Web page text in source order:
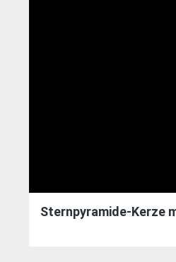
Sternpyramide-Kerze